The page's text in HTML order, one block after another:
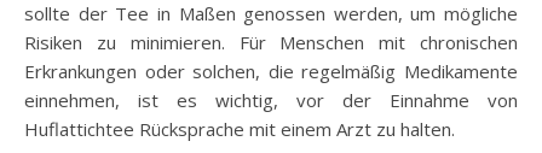
sollte der Tee in Maßen genossen werden, um mögliche
Risiken zu minimieren. Für Menschen mit chronischen
Erkrankungen oder solchen, die regelmäßig Medikamente
einnehmen, ist es wichtig, vor der Einnahme von
Huflattichtee Rücksprache mit einem Arzt zu halten.